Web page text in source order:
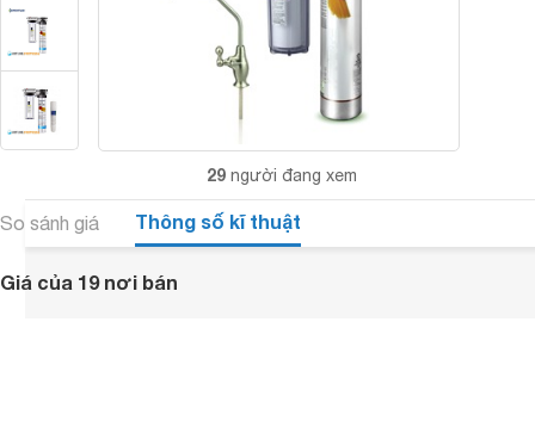
29 người đang xem
So sánh giá Thông số kĩ thuật
Giá của 19 nơi bán